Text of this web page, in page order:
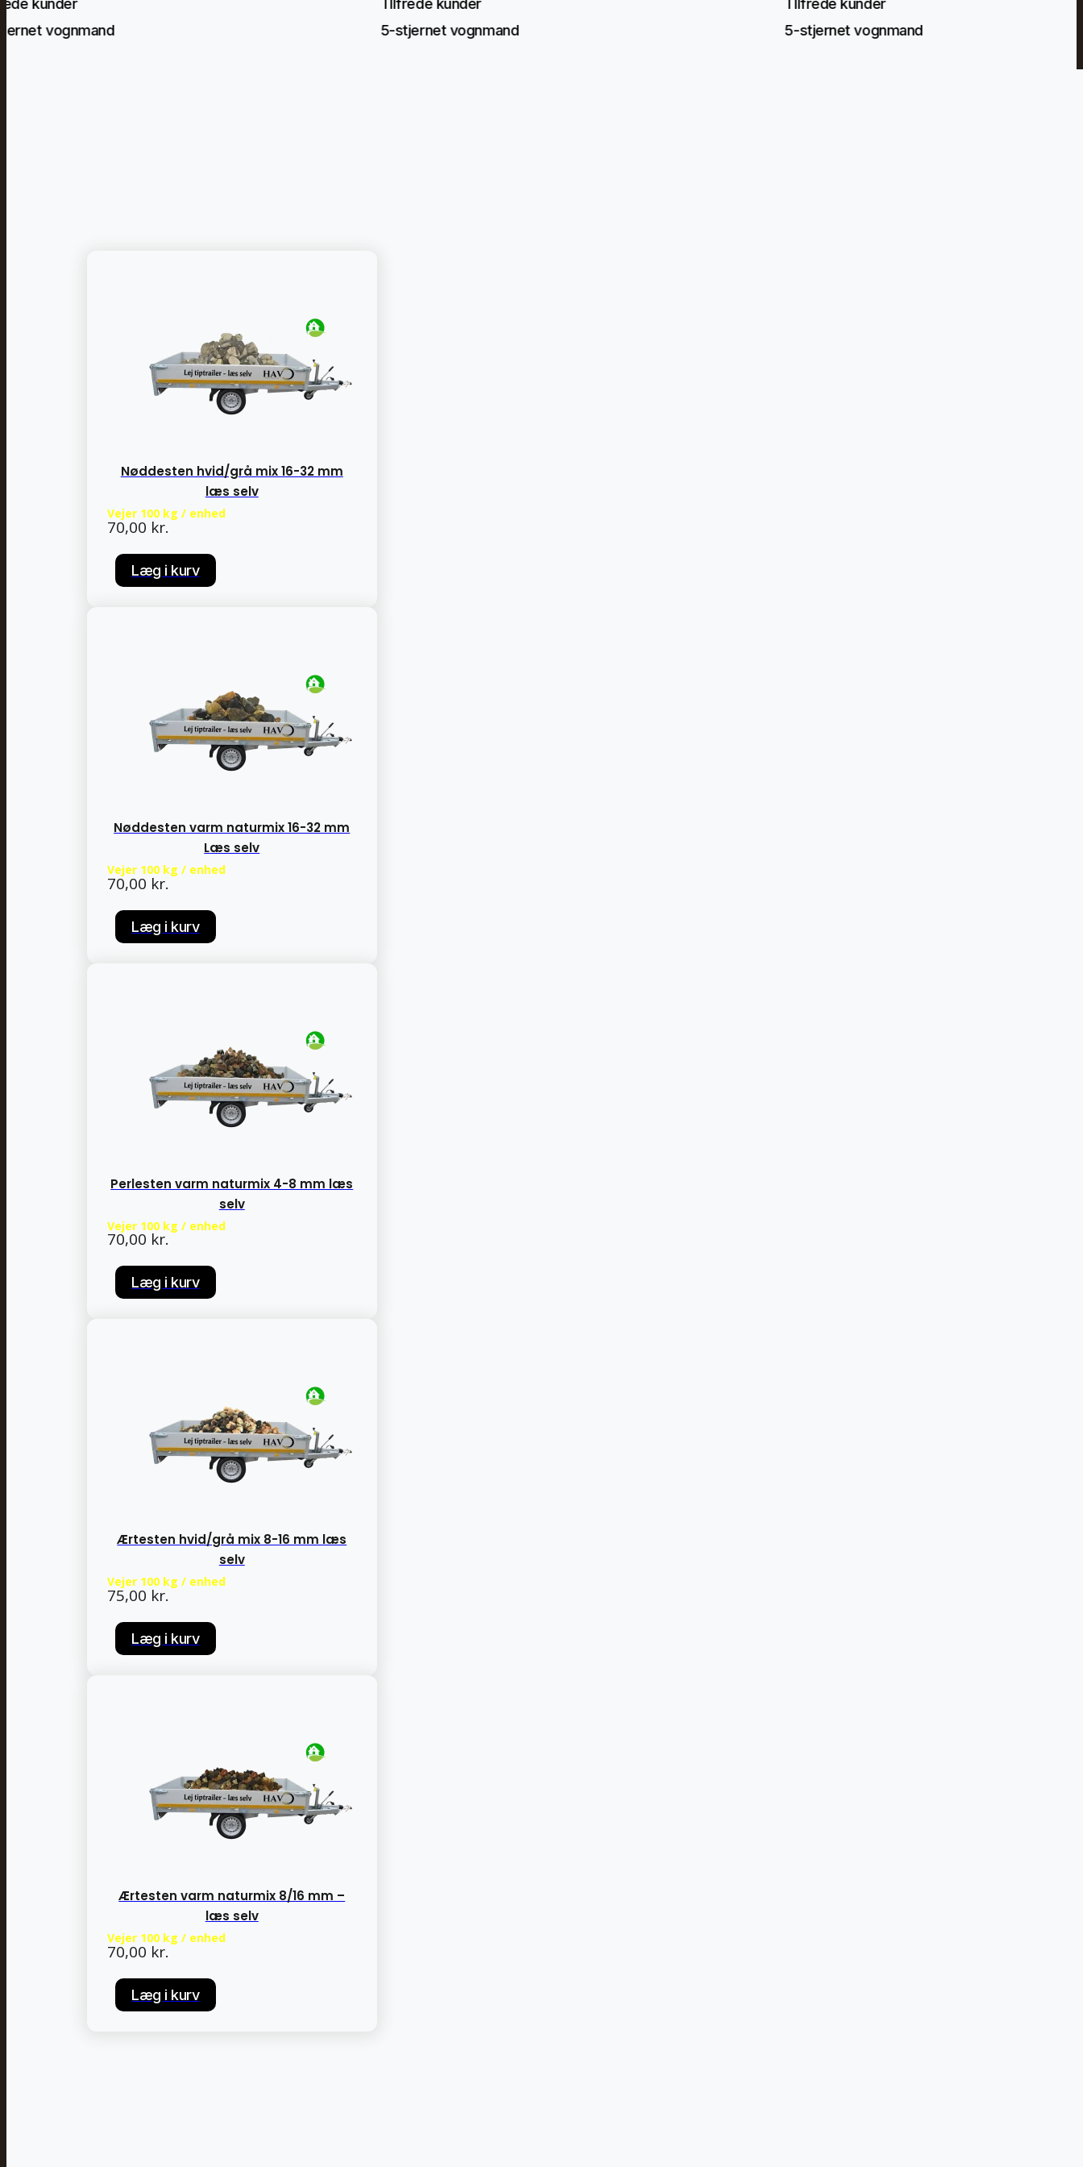
kunder
vognmand
TIlfrede kunder
5-stjernet vognmand
TIlfrede kunder
5-stjernet vognmand
Nøddesten hvid/grå mix 16-32 mm
læs selv
Vejer 100 kg / enhed
70,00 kr.
Læg i kurv
Læg i kurv
Nøddesten varm naturmix 16-32 mm
Læs selv
Vejer 100 kg / enhed
70,00 kr.
Læg i kurv
Læg i kurv
Perlesten varm naturmix 4-8 mm læs
selv
Vejer 100 kg / enhed
70,00 kr.
Læg i kurv
Læg i kurv
Ærtesten hvid/grå mix 8-16 mm læs
selv
Vejer 100 kg / enhed
75,00 kr.
Læg i kurv
Læg i kurv
Ærtesten varm naturmix 8/16 mm –
læs selv
Vejer 100 kg / enhed
70,00 kr.
Læg i kurv
Læg i kurv